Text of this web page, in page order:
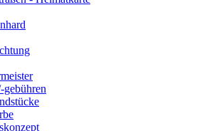
gebühren